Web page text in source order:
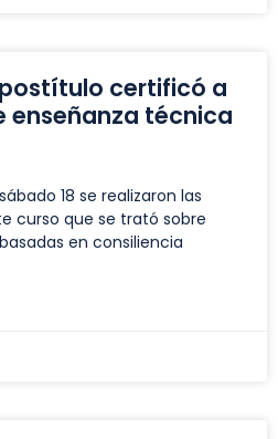
certificó a
enseñanza técnica
18 se realizaron las
curso que se trató sobre
en consiliencia